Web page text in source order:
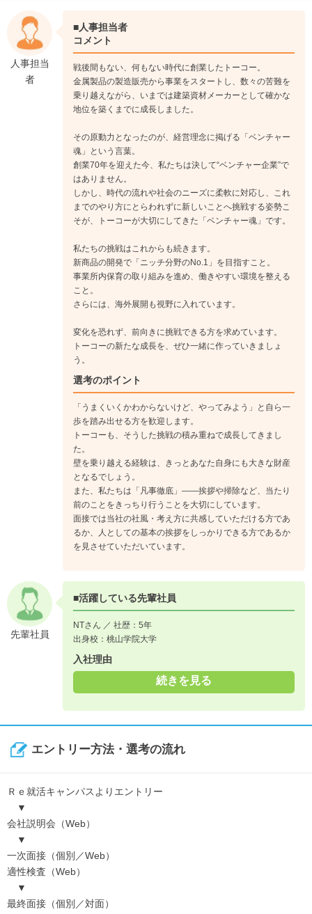
人事担当
者
■人事担当者
コメント
戦後間もない、何もない時代に創業したトーコー。
金属製品の製造販売から事業をスタートし、数々の苦難を
乗り越えながら、いまでは建築資材メーカーとして確かな
地位を築くまでに成長しました。
その原動力となったのが、経営理念に掲げる「ベンチャー
魂」という言葉。
創業70年を迎えた今、私たちは決して“ベンチャー企業”で
はありません。
しかし、時代の流れや社会のニーズに柔軟に対応し、これ
までのやり方にとらわれずに新しいことへ挑戦する姿勢こ
そが、トーコーが大切にしてきた「ベンチャー魂」です。
私たちの挑戦はこれからも続きます。
新商品の開発で「ニッチ分野のNo.1」を目指すこと。
事業所内保育の取り組みを進め、働きやすい環境を整える
こと。
さらには、海外展開も視野に入れています。
変化を恐れず、前向きに挑戦できる方を求めています。
トーコーの新たな成長を、ぜひ一緒に作っていきましょ
う。
選考のポイント
「うまくいくかわからないけど、やってみよう」と自ら一
歩を踏み出せる方を歓迎します。
トーコーも、そうした挑戦の積み重ねで成長してきまし
た。
壁を乗り越える経験は、きっとあなた自身にも大きな財産
となるでしょう。
また、私たちは「凡事徹底」――挨拶や掃除など、当たり
前のことをきっちり行うことを大切にしています。
面接では当社の社風・考え方に共感していただける方であ
るか、人としての基本の挨拶をしっかりできる方であるか
を見させていただいています。
先輩社員
■活躍している先輩社員
NTさん ／ 社歴：5年
出身校：桃山学院大学
入社理由
続きを見る
エントリー方法・選考の流れ
Ｒｅ就活キャンパスよりエントリー
▼
会社説明会（Web）
▼
一次面接（個別／Web）
適性検査（Web）
▼
最終面接（個別／対面）